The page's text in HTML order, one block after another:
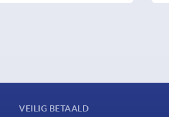
VEILIG BETAALD